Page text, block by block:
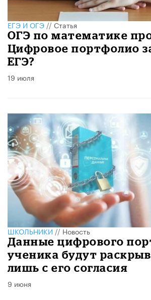
ЕГЭ И ОГЭ//Статья
​ОГЭ по математике
Цифровое портфолио
ЕГЭ?
19 июля
ШКОЛЬНИКИ//Новость
Данные цифрового
ученика будут
лишь с его согласия
9 июня